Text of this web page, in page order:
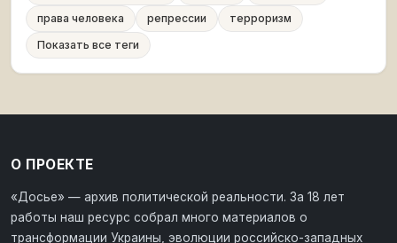
права человека
репрессии
терроризм
Показать все теги
О ПРОЕКТЕ
«Досье» — архив политической реальности. За 18 лет
работы наш ресурс собрал много материалов о
трансформации Украины, эволюции российско-западных